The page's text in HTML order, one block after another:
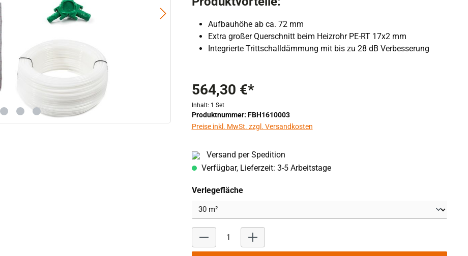
Aufbauhöhe ab ca. 72 mm
Extra großer Querschnitt beim Heizrohr PE-RT 17x2 mm
Integrierte Trittschalldämmung mit bis zu 28 dB Verbesserung
564,30 €*
Inhalt: 1 Set
Produktnummer: FBH1610003
Preise inkl. MwSt. zzgl. Versandkosten
Versand per Spedition
Verfügbar, Lieferzeit: 3-5 Arbeitstage
Verlegeflächeauswählen